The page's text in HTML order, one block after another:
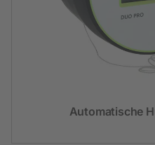
Automatische